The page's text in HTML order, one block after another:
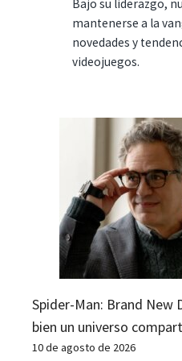
Bajo su liderazgo,
mantenerse a la
novedades y
videojuegos.
Spider-Man: Brand New
bien un universo
10 de agosto de 2026